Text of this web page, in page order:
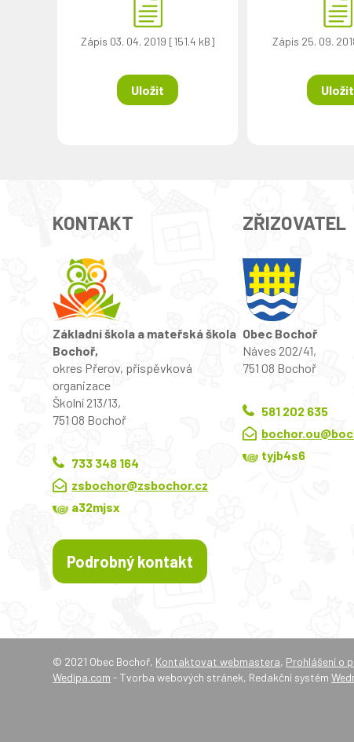
Zápis 03. 04. 2019 [151.4 kB]
Uložit
Zápis 25. 09.
Uložit
KONTAKT
Základní škola a mateřská škola
Bochoř,
okres Přerov, příspěvková
organizace
Školní 213/13,
751 08 Bochoř
733 348 164
zsbochor@zsbochor.cz
a32mjsx
Podrobný kontakt
ZŘIZOVATEL
Obec Bochoř
Náves 202/41,
751 08 Bochoř
581 202 635
tyjb4s6
© 2021 Obec Bochoř, Kontaktovat webmastera, Prohlášení o
Wedipa.com - Tvorba webových stránek, Redakční systém